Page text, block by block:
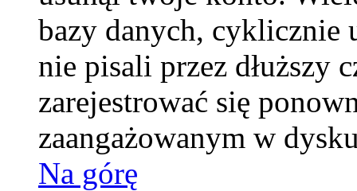
bazy danych, cyklicznie
nie pisali przez dłuższy
zarejestrować się
zaangażowanym w
Na górę